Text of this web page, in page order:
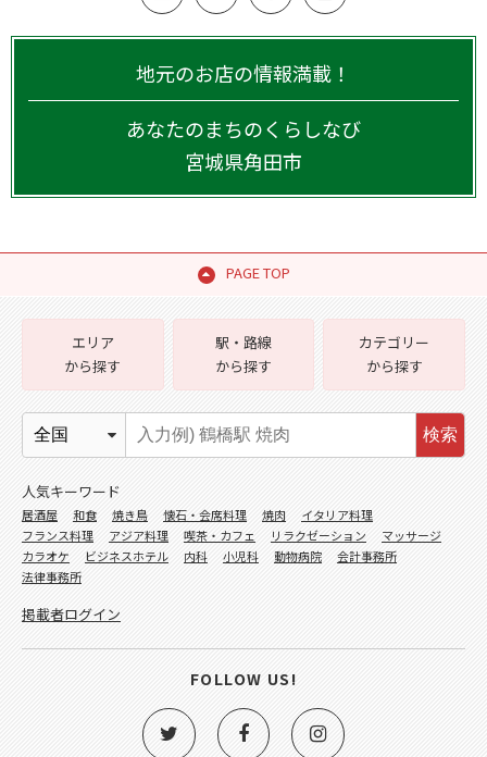
地元のお店の情報満載！
あなたのまちのくらしなび
宮城県角田市
PAGE TOP
エリア
から探す
駅・路線
から探す
カテゴリー
から探す
検索
人気キーワード
居酒屋 和食 焼き鳥 懐石・会席料理 焼肉
イタリア料理
フランス料理
アジア料理 喫茶・カフェ リラクゼーション
マッサージ
カラオケ
ビジネスホテル 内科 小児科 動物病院
会計事務所
法律事務所
掲載者ログイン
FOLLOW US!